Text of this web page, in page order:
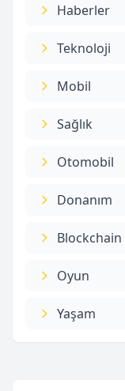
Haberler
Teknoloji
Mobil
Sağlık
Otomobil
Donanım
Blockchain
Oyun
Yaşam